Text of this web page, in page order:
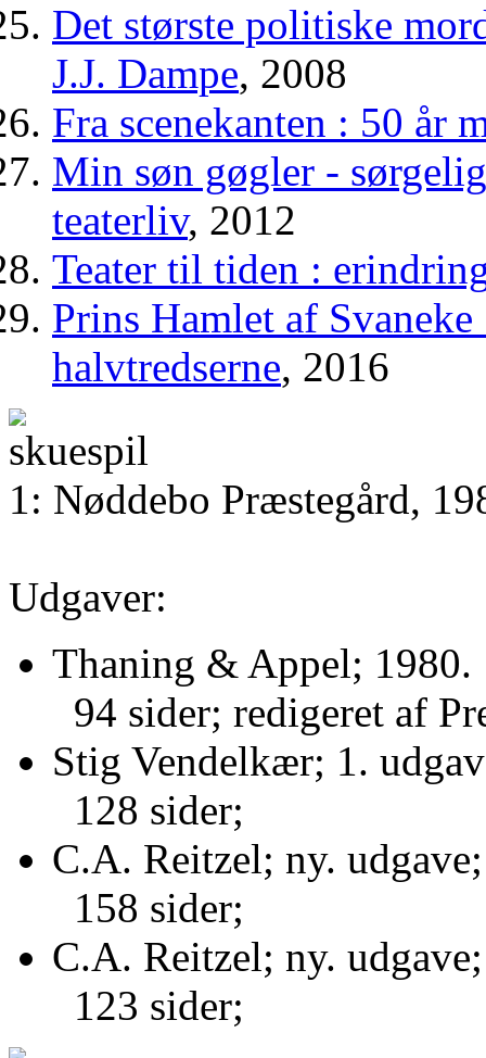
Det største politiske
J.J. Dampe, 2008
Fra scenekanten : 50 år
Min søn gøgler -
teaterliv, 2012
Teater til tiden :
Prins Hamlet af
halvtredserne, 2016
1: Nøddebo Præstegård,
Udgaver:
Thaning & Appel; 1980.
94 sider; redigeret af
Stig Vendelkær; 1.
128 sider;
C.A. Reitzel; ny.
158 sider;
C.A. Reitzel; ny.
123 sider;